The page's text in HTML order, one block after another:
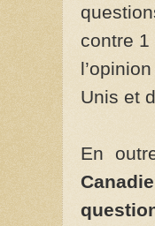
contre
Unis et
En